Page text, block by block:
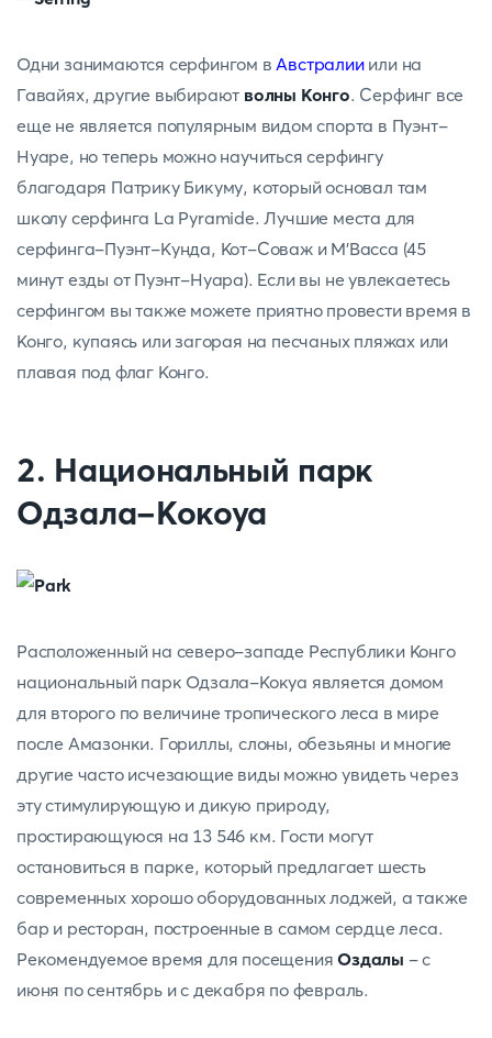
Одни занимаются серфингом вАвстралииили на
Гавайях, другие выбирают волны Конго. Серфинг все
еще не является популярным видом спорта в Пуэнт-
Нуаре, но теперь можно научиться серфингу
благодаря Патрику Бикуму, который основал там
школу серфинга La Pyramide. Лучшие места для
серфинга-Пуэнт-Кунда, Кот-Соваж и М'Васса (45
минут езды от Пуэнт-Нуара). Если вы не увлекаетесь
серфингом вы также можете приятно провести время в
Конго, купаясь или загорая на песчаных пляжах или
плавая под флаг Конго.
2. Национальный парк
Одзала-Кокоуа
Расположенный на северо-западе Республики Конго
национальный парк Одзала-Кокуа является домом
для второго по величине тропического леса в мире
после Амазонки. Гориллы, слоны, обезьяны и многие
другие часто исчезающие виды можно увидеть через
эту стимулирующую и дикую природу,
простирающуюся на 13 546 км. Гости могут
остановиться в парке, который предлагает шесть
современных хорошо оборудованных лоджей, а также
бар и ресторан, построенные в самом сердце леса.
Рекомендуемое время для посещенияОздалы - с
июня по сентябрь и с декабря по февраль.